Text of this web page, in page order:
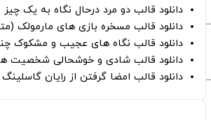
دانلود قالب دو مرد درحال نگاه به یک چیز
دانلود قالب مسخره بازی های مارمولک
دانلود قالب نگاه های عجیب و مشکوک
دانلود قالب شادی و خوشحالی شخصیت
دانلود قالب امضا گرفتن از رایان